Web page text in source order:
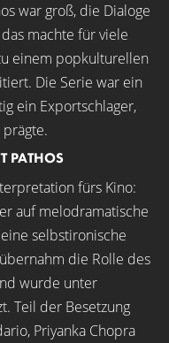
war groß, die Dialoge
machte für viele
einem popkulturellen
Die Serie war ein
ein Exportschlager,
PATHOS
fürs Kino:
auf melodramatische
selbstironische
die Rolle des
wurde unter
Teil der Besetzung
Priyanka Chopra